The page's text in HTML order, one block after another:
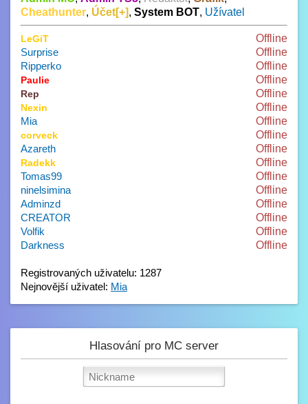
Cheathunter, Účet[+], System BOT, Užívatel
LeGiT
Offline
Surprise
Offline
Ripperko
Offline
Paulie Offline
Rep Offline
Nexin
Offline
Mia
Offline
corveck
Offline
Azareth
Offline
Radekk
Offline
Tomas99
Offline
ninelsimina
Offline
Adminzd
Offline
CREATOR
Offline
Volfik
Offline
Darkness
Offline
Registrovaných uživatelu: 1287
Nejnovější uživatel: Mia
Hlasování pro MC server